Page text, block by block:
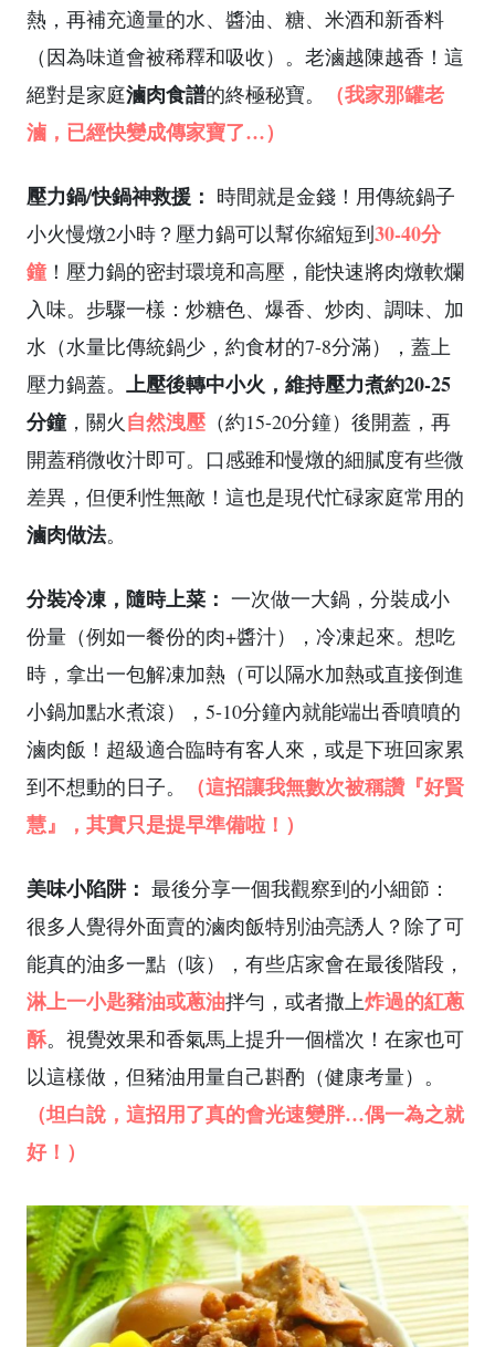
熱，再補充適量的水、醬油、糖、米酒和新香料
（因為味道會被稀釋和吸收）。老滷越陳越香！這
絕對是家庭滷肉食譜的終極秘寶。
（我家那罐老
滷，已經快變成傳家寶了…）
壓力鍋/快鍋神救援： 時間就是金錢！用傳統鍋子
小火慢燉2小時？壓力鍋可以幫你縮短到30-40分
鐘！壓力鍋的密封環境和高壓，能快速將肉燉軟爛
入味。步驟一樣：炒糖色、爆香、炒肉、調味、加
水（水量比傳統鍋少，約食材的7-8分滿），蓋上
壓力鍋蓋。 上壓後轉中小火，維持壓力煮約20-25
分鐘，關火自然洩壓 （約15-20分鐘）後開蓋，再
開蓋稍微收汁即可。口感雖和慢燉的細膩度有些微
差異，但便利性無敵！這也是現代忙碌家庭常用的
滷肉做法。
分裝冷凍，隨時上菜： 一次做一大鍋，分裝成小
份量（例如一餐份的肉+醬汁），冷凍起來。想吃
時，拿出一包解凍加熱（可以隔水加熱或直接倒進
小鍋加點水煮滾），5-10分鐘內就能端出香噴噴的
滷肉飯！超級適合臨時有客人來，或是下班回家累
到不想動的日子。
（這招讓我無數次被稱讚『好賢
慧』，其實只是提早準備啦！）
美味小陷阱： 最後分享一個我觀察到的小細節：
很多人覺得外面賣的滷肉飯特別油亮誘人？除了可
能真的油多一點（咳），有些店家會在最後階段，
淋上一小匙豬油或蔥油拌勻，或者撒上炸過的紅蔥
酥。視覺效果和香氣馬上提升一個檔次！在家也可
以這樣做，但豬油用量自己斟酌（健康考量）。
（坦白說，這招用了真的會光速變胖…偶一為之就
好！）